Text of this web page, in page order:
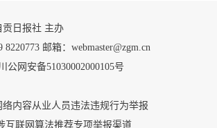
贡日报社 主办
邮箱：webmaster@zgm.cn
公网安备51030002000105号
络内容从业人员违法违规行为举报
互联网算法推荐专项举报渠道